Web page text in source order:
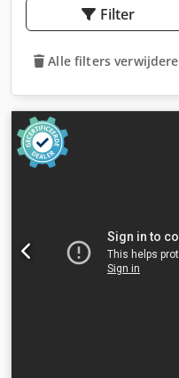
Filter
Alle filters